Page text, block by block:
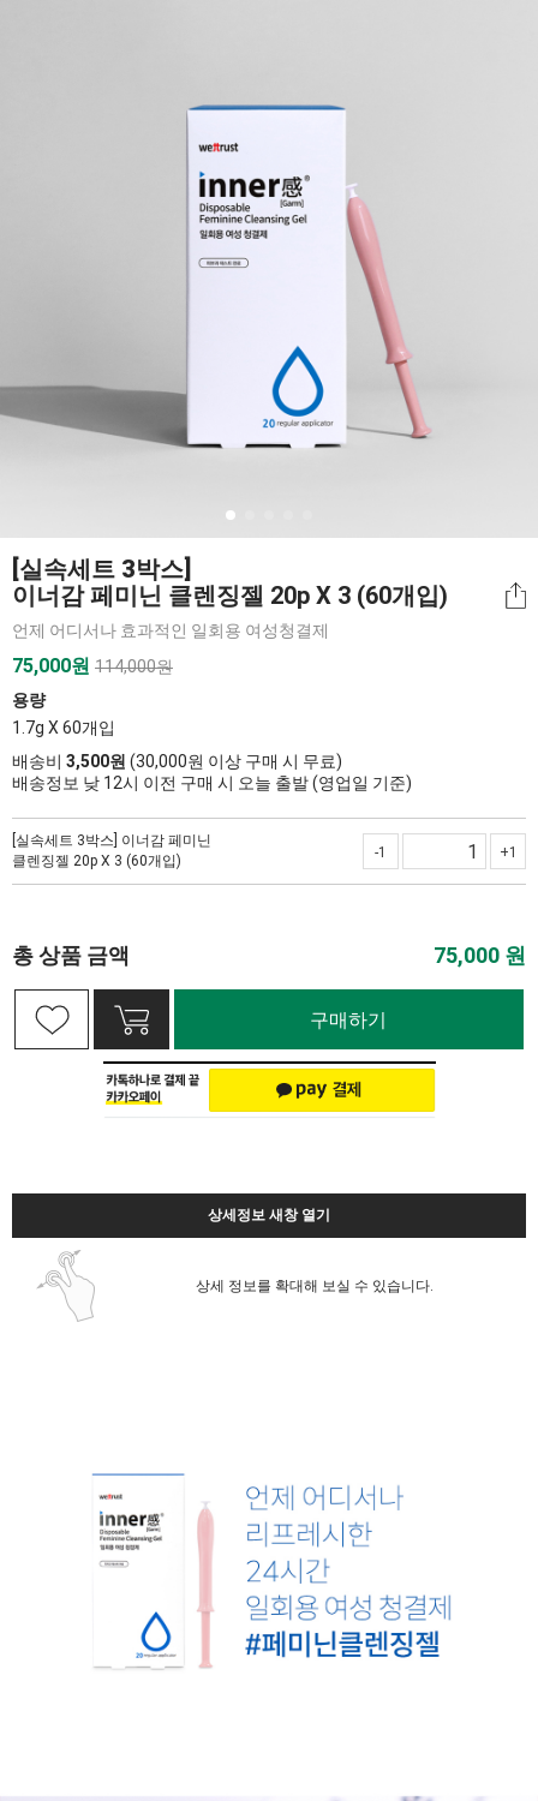
[실속세트 3박스]
이너감 페미닌 클렌징젤 20p X 3 (60개입)
언제 어디서나 효과적인 일회용 여성청결제
75,000원 114,000원
용량
1.7g X 60개입
배송비 3,500원 (30,000원 이상 구매 시 무료)
배송정보 낮 12시 이전 구매 시 오늘 출발 (영업일 기준)
[실속세트 3박스] 이너감 페미닌
클렌징젤 20p X 3 (60개입)
+1
-1
총 상품 금액 75,000 원
구매하기
상세정보 새창 열기
상세 정보를 확대해 보실 수 있습니다.